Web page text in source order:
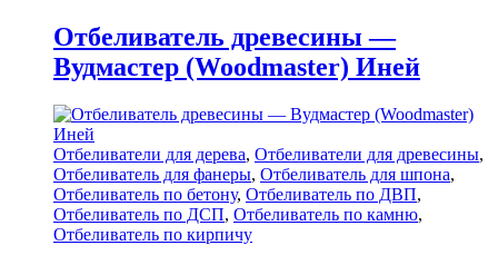
Отбеливатель древесины —
Вудмастер (Woodmaster) Иней
Отбеливатели для дерева, Отбеливатели для древесины,
Отбеливатель для фанеры, Отбеливатель для шпона,
Отбеливатель по бетону, Отбеливатель по ДВП,
Отбеливатель по ДСП, Отбеливатель по камню,
Отбеливатель по кирпичу